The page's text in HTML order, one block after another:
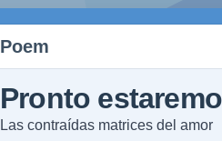
Poem
Pronto
Las contraídas matrices del amor